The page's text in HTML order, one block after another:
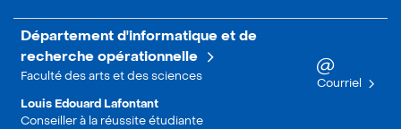
Département d'informatique et de
recherche opérationnelle
Faculté des arts et des sciences
Louis Edouard Lafontant
Conseiller à la réussite étudiante
Courriel